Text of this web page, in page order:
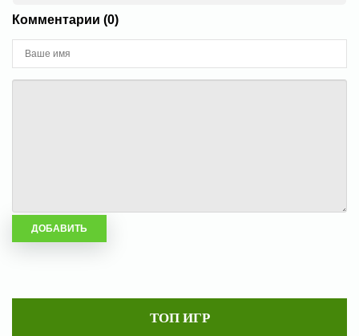
Комментарии (0)
ТОП ИГР